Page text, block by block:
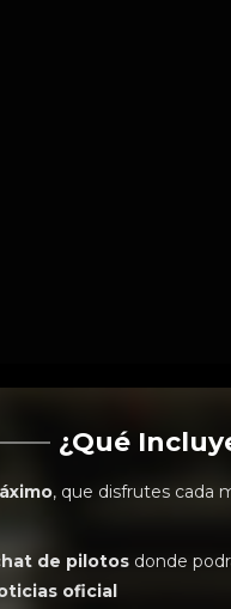
¿Qué
, que disfrutes cada
de pilotos donde
oficial